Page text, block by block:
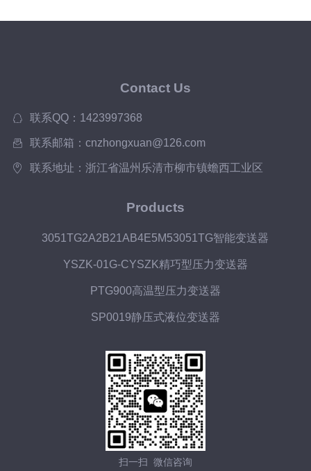
Contact Us
联系QQ：1423997368
联系邮箱：cnzhongxuan@126.com
联系地址：浙江省温州乐清市柳市镇蟾西工业区
Products
3051TG2A2B21AB4E5M53051TG智能变送器
YSZK-01G-CYSZK精巧型压力变送器
PTG900高温型压力变送器
SP0019静压式液位变送器
扫一扫 微信咨询